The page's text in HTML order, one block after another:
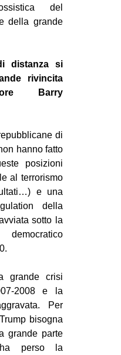
del
della grande
distanza si
rivincita
Barry
di
hanno fatto
posizioni
al terrorismo
e una
della
sotto la
grande crisi
2008 e la
Per
bisogna
grande parte
perso la